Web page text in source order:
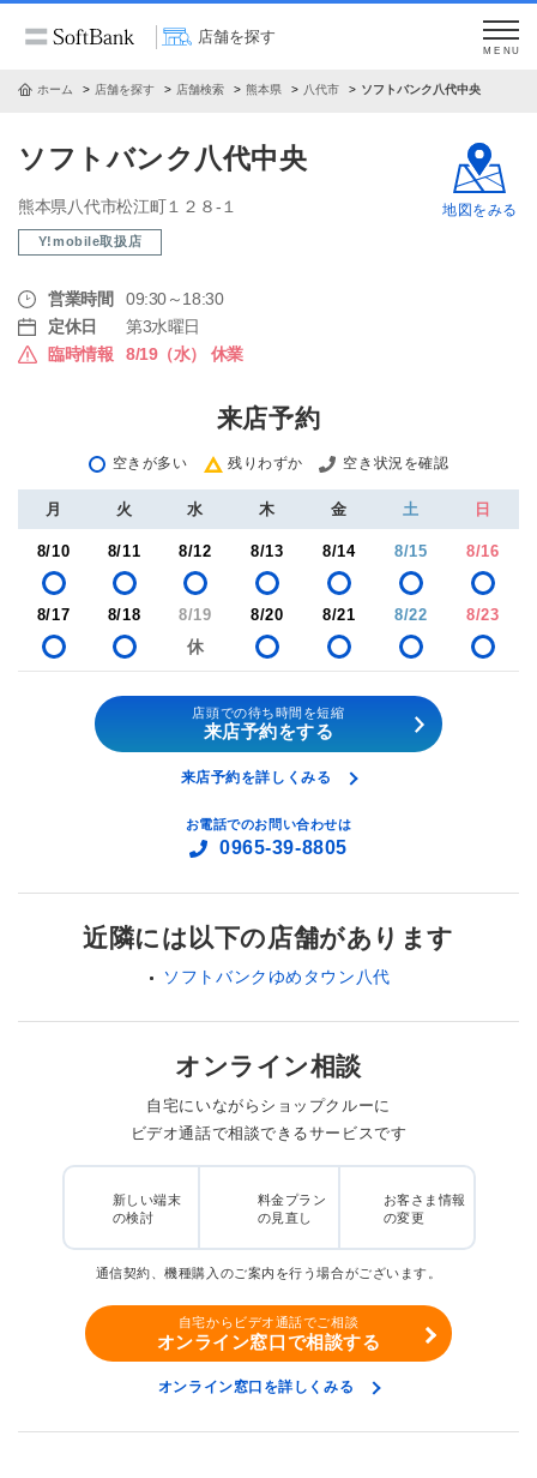
店舗を探す
MENU
ホーム 店舗を探す 店舗検索 熊本県 八代市 ソフトバンク八代中央
ソフトバンク八代中央
熊本県八代市松江町１２８‐１
Y!mobile取扱店
営業時間
09:30～18:30
定休日
第3水曜日
臨時情報
8/19（水） 休業
地図をみる
来店予約
空きが多い 残りわずか 空き状況を確認
月 火 水 木 金 土 日
8/10 8/11 8/12 8/13 8/14 8/15 8/16
8/17 8/18 8/19 8/20 8/21 8/22 8/23
店頭での待ち時間を短縮
来店予約をする
来店予約を詳しくみる
お電話でのお問い合わせは
0965-39-8805
近隣には以下の店舗があります
ソフトバンクゆめタウン八代
オンライン相談
自宅にいながらショップクルーに
ビデオ通話で相談できるサービスです
新しい端末
の検討
料金プラン
の見直し
お客さま情報
の変更
通信契約、機種購入のご案内を行う場合がございます。
自宅からビデオ通話でご相談
オンライン窓口で相談する
オンライン窓口を詳しくみる